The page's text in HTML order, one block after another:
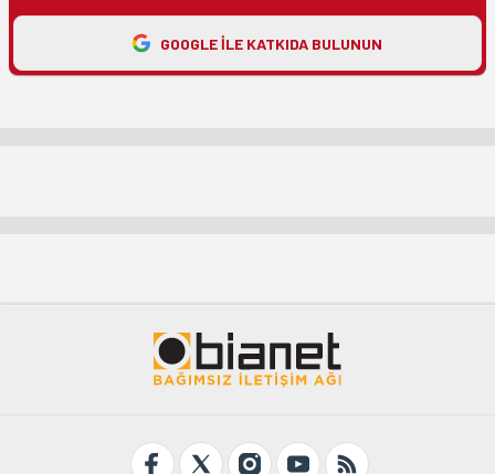
GOOGLE ILE KATKIDA BULUNUN